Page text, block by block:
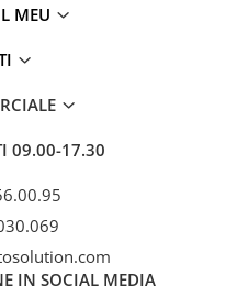
MEU
09.00-17.30
IN SOCIAL MEDIA